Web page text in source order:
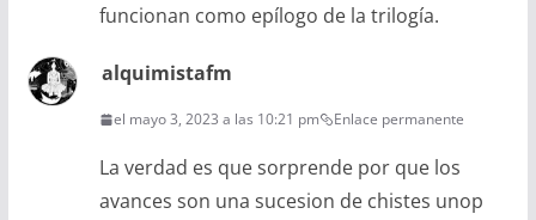
funcionan como epílogo de la trilogía.
alquimistafm
el mayo 3, 2023 a las 10:21 pm Enlace permanente
La verdad es que sorprende por que los
avances son una sucesion de chistes unop